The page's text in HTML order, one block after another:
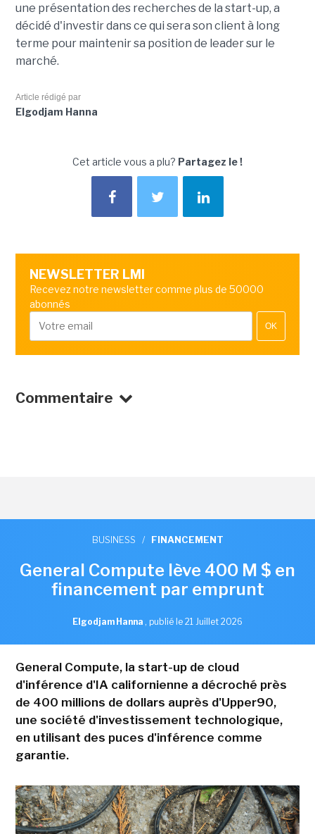
une présentation des recherches de la start-up, a
décidé d'investir dans ce qui sera son client à long
terme pour maintenir sa position de leader sur le
marché.
Article rédigé par
Elgodjam Hanna
Cet article vous a plu? Partagez le !
NEWSLETTER LMI
Recevez notre newsletter comme plus de 50000
abonnés
OK
Commentaire
BUSINESS / FINANCEMENT
General Compute lève 400 M $ en
financement par emprunt
Elgodjam Hanna , publié le 21 Juillet 2026
General Compute, la start-up de cloud
d'inférence d'IA californienne a décroché près
de 400 millions de dollars auprès d'Upper90,
une société d'investissement technologique,
en utilisant des puces d'inférence comme
garantie.